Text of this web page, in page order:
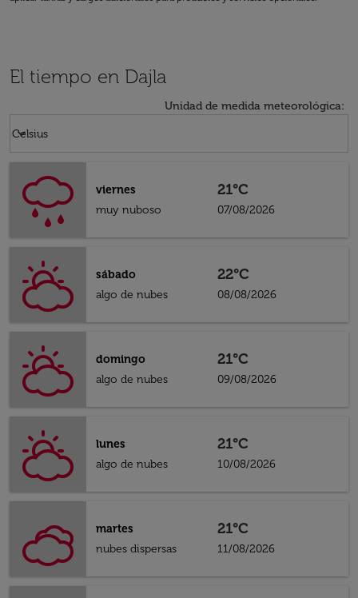
El tiempo en Dajla
Unidad de medida meteorológica:
Celsius
keyboard_arrow_down
viernes
muy nuboso
21°C
07/08/2026
sábado
algo de nubes
22°C
08/08/2026
domingo
algo de nubes
21°C
09/08/2026
lunes
algo de nubes
21°C
10/08/2026
martes
nubes dispersas
21°C
11/08/2026